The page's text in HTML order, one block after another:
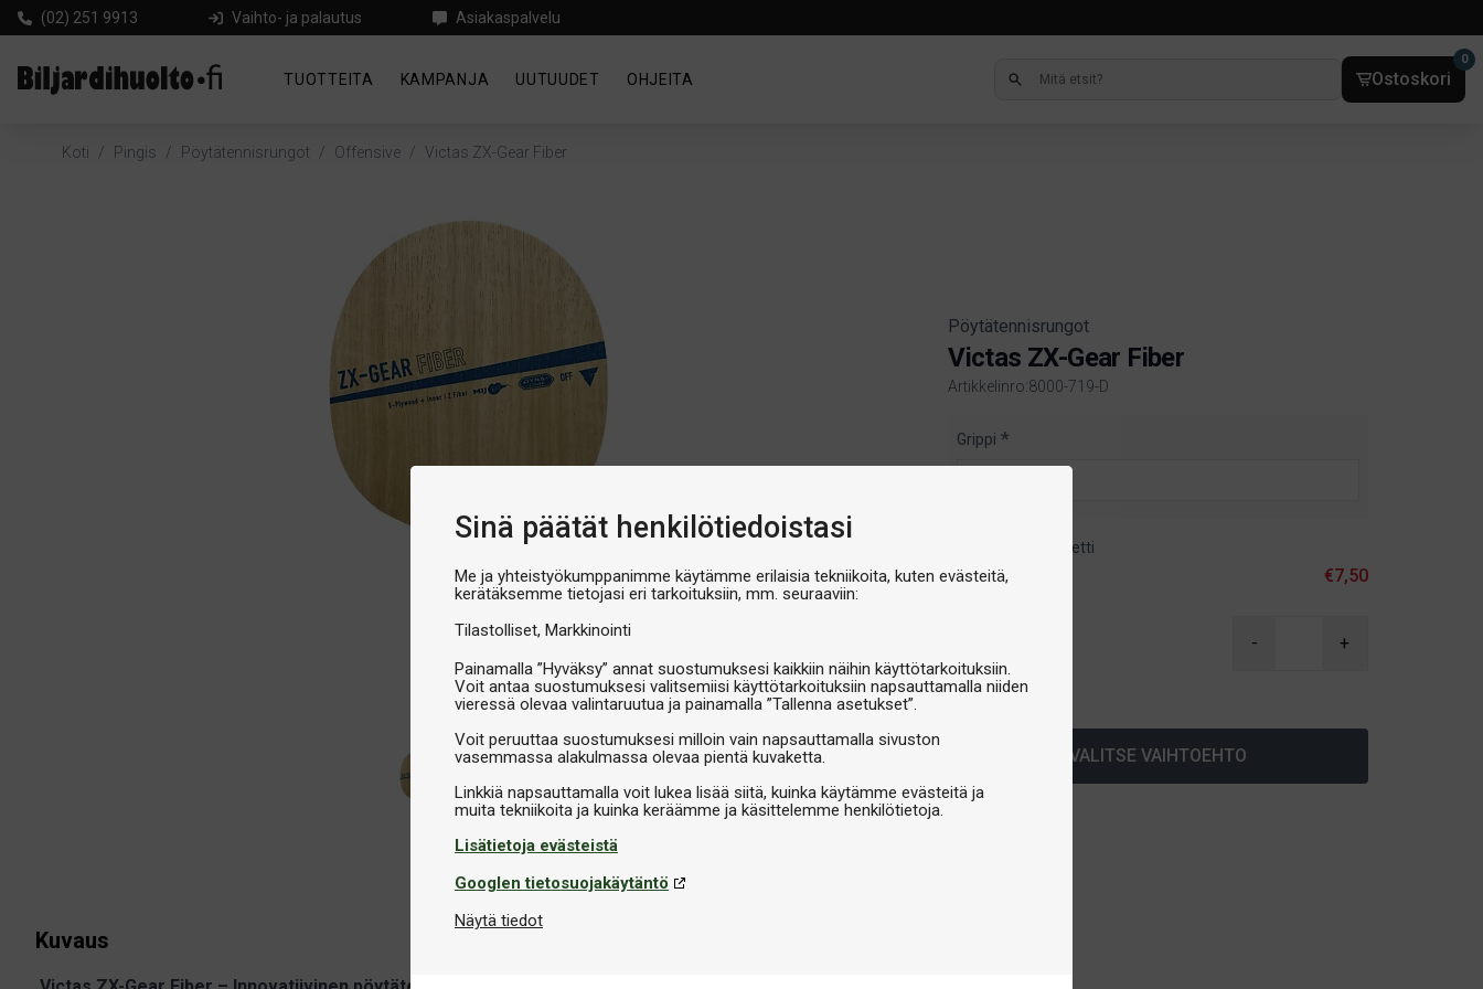
Sinä päätät henkilötiedoistasi
Me ja yhteistyökumppanimme käytämme erilaisia tekniikoita, kuten evästeitä,
kerätäksemme tietojasi eri tarkoituksiin, mm. seuraaviin:
Tilastolliset Markkinointi
Painamalla ”Hyväksy” annat suostumuksesi kaikkiin näihin käyttötarkoituksiin.
Voit antaa suostumuksesi valitsemiisi käyttötarkoituksiin napsauttamalla niiden
vieressä olevaa valintaruutua ja painamalla ”Tallenna asetukset”.
Voit peruuttaa suostumuksesi milloin vain napsauttamalla sivuston
vasemmassa alakulmassa olevaa pientä kuvaketta.
Linkkiä napsauttamalla voit lukea lisää siitä, kuinka käytämme evästeitä ja
Lisätietoja evästeistä
Googlen tietosuojakäytäntö
Näytä tiedot
(02) 251 9913 Vaihto- ja palautus Asiakaspalvelu
TUOTTEITA KAMPANJA UUTUUDET OHJEITA Ostoskori
0
Koti / Pingis / Pöytätennisrungot / Offensive / Victas ZX-Gear Fiber
Pöytätennisrungot
Victas ZX-Gear Fiber
Artikkelinro:8000-719-D
Product information
Grippi
Valitse tarvikepaketti
Lakattu €7,50
- +
Varastossa
VALITSE VAIHTOEHTO
Kuvaus